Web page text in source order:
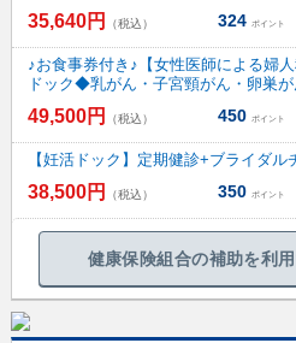
35,640円 （税込） 324 ポイント
♪お食事券付き♪【女性医師による婦
ドック◆乳がん・子宮頸がん・卵巣
49,500円 （税込） 450 ポイント
【妊活ドック】定期健診+ブライダル
38,500円 （税込） 350 ポイント
健康保険組合の補助を利